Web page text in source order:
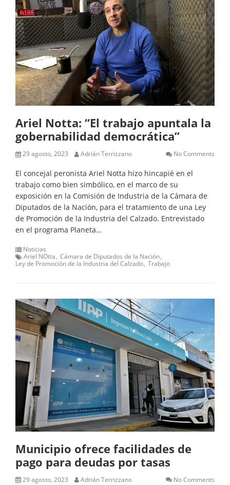
Ariel Notta: “El trabajo apuntala la
gobernabilidad democrática”
29 agosto, 2023 Adrián Terrizzano No Comments
El concejal peronista Ariel Notta hizo hincapié en el
trabajo como bien simbólico, en el marco de su
exposición en la Comisión de Industria de la Cámara de
Diputados de la Nación, para el tratamiento de una Ley
de Promoción de la Industria del Calzado. Entrevistado
en el programa Planeta…
Noticias
Ariel NOtta Cámara de Diputados de la Nación
Ley de Promoción de la Industria del Calzado Trabajo
Municipio ofrece facilidades de
pago para deudas por tasas
29 agosto, 2023 Adrián Terrizzano No Comments